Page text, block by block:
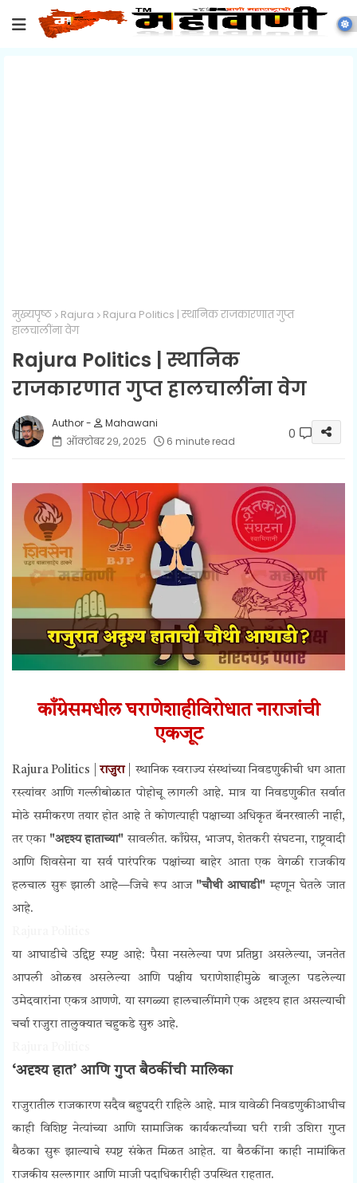
मुख्यपृष्ठ Rajura
Rajura Politics | स्थानिक राजकारणात गुप्त
हालचालींना वेग
Rajura Politics | स्थानिक
राजकारणात गुप्त हालचालींना वेग
Mahawani
ऑक्टोबर २९, २०२५
6 minute read 0
काँग्रेसमधील घराणेशाहीविरोधात नाराजांची
एकजूट
Rajura Politics | राजुरा| स्थानिक स्वराज्य संस्थांच्या निवडणुकीची धग आता
रस्त्यांवर आणि गल्लीबोळात पोहोचू लागली आहे. मात्र या निवडणुकीत सर्वात
मोठे समीकरण तयार होत आहे ते कोणत्याही पक्षाच्या अधिकृत बॅनरखाली नाही,
तर एका "अदृश्य हाताच्या" सावलीत. काँग्रेस, भाजप, शेतकरी संघटना, राष्ट्रवादी
आणि शिवसेना या सर्व पारंपरिक पक्षांच्या बाहेर आता एक वेगळी राजकीय
हलचाल सुरू झाली आहे—जिचे रूप आज "चौथी आघाडी" म्हणून घेतले जात
आहे.
या आघाडीचे उद्दिष्ट स्पष्ट आहे: पैसा नसलेल्या पण प्रतिष्ठा असलेल्या, जनतेत
आपली ओळख असलेल्या आणि पक्षीय घराणेशाहीमुळे बाजूला पडलेल्या
उमेदवारांना एकत्र आणणे. या सगळ्या हालचालींमागे एक अदृश्य हात असल्याची
चर्चा राजुरा तालुक्यात चहुकडे सुरु आहे.
‘अदृश्य हात’ आणि गुप्त बैठकींची मालिका
राजुरातील राजकारण सदैव बहुपदरी राहिले आहे. मात्र यावेळी निवडणुकीआधीच
काही विशिष्ट नेत्यांच्या आणि सामाजिक कार्यकर्त्यांच्या घरी रात्री उशिरा गुप्त
बैठका सुरू झाल्याचे स्पष्ट संकेत मिळत आहेत. या बैठकींना काही नामांकित
राजकीय सल्लागार आणि माजी पदाधिकारीही उपस्थित राहतात.